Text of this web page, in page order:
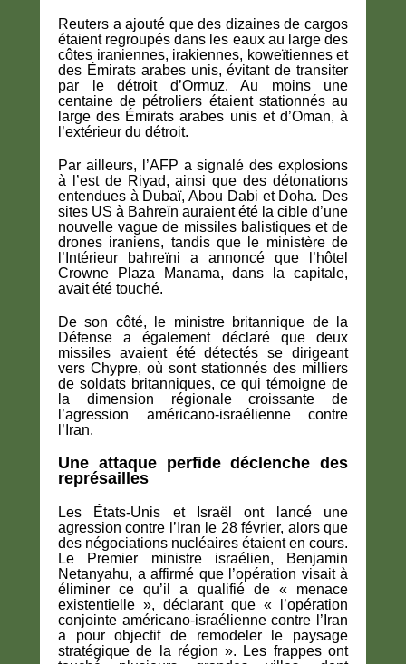
Reuters a ajouté que des dizaines de cargos
étaient regroupés dans les eaux au large des
côtes iraniennes, irakiennes, koweïtiennes et
des Émirats arabes unis, évitant de transiter
par le détroit d’Ormuz. Au moins une
centaine de pétroliers étaient stationnés au
large des Émirats arabes unis et d’Oman, à
l’extérieur du détroit.
Par ailleurs, l’AFP a signalé des explosions
à l’est de Riyad, ainsi que des détonations
entendues à Dubaï, Abou Dabi et Doha. Des
sites US à Bahreïn auraient été la cible d’une
nouvelle vague de missiles balistiques et de
drones iraniens, tandis que le ministère de
l’Intérieur bahreïni a annoncé que l’hôtel
Crowne Plaza Manama, dans la capitale,
avait été touché.
De son côté, le ministre britannique de la
Défense a également déclaré que deux
missiles avaient été détectés se dirigeant
vers Chypre, où sont stationnés des milliers
de soldats britanniques, ce qui témoigne de
la dimension régionale croissante de
l’agression américano-israélienne contre
l’Iran.
Une attaque perfide déclenche des
représailles
Les États-Unis et Israël ont lancé une
agression contre l’Iran le 28 février, alors que
des négociations nucléaires étaient en cours.
Le Premier ministre israélien, Benjamin
Netanyahu, a affirmé que l’opération visait à
éliminer ce qu’il a qualifié de « menace
existentielle », déclarant que « l’opération
conjointe américano-israélienne contre l’Iran
a pour objectif de remodeler le paysage
stratégique de la région ». Les frappes ont